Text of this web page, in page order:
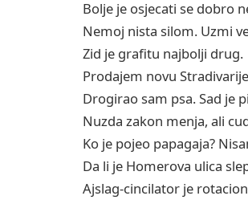
Bolje je osjecati se dobro
Nemoj nista silom. Uzmi
Zid je grafitu najbolji drug.
Prodajem novu
Drogirao sam psa. Sad je
Nuzda zakon menja, ali
Ko je pojeo papagaja?
Da li je Homerova ulica
Ajslag-cincilator je